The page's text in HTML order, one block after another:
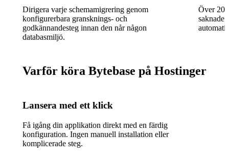
Dirigera varje schemamigrering genom
konfigurerbara gransknings- och
godkännandesteg innan den når någon
databasmiljö.
Över
saknade
Varför köra Bytebase på Hostinger
Lansera med ett klick
Få igång din applikation direkt med en färdig
konfiguration. Ingen manuell installation eller
komplicerade steg.